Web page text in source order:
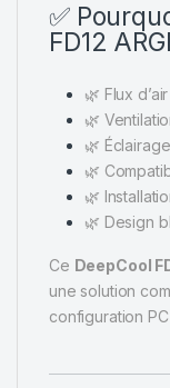
✅
FD12
🌿 Flux
🌿
🌿
🌿
🌿
🌿 Design
Ce DeepCool
une solution
configuration